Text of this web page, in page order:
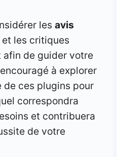
les avis
et les critiques
afin de guider votre
à explorer
de ces plugins pour
correspondra
et contribuera
de votre